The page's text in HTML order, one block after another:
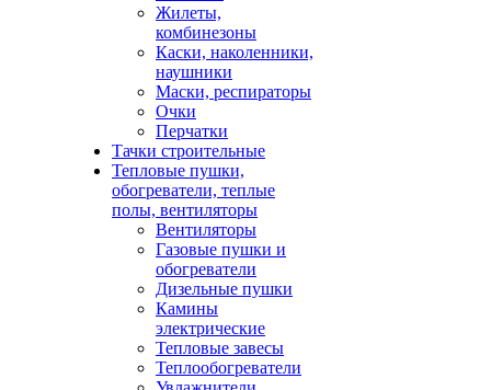
Жилеты,
комбинезоны
Каски, наколенники,
наушники
Маски, респираторы
Очки
Перчатки
Тачки строительные
Тепловые пушки,
обогреватели, теплые
полы, вентиляторы
Вентиляторы
Газовые пушки и
обогреватели
Дизельные пушки
Камины
электрические
Тепловые завесы
Теплообогреватели